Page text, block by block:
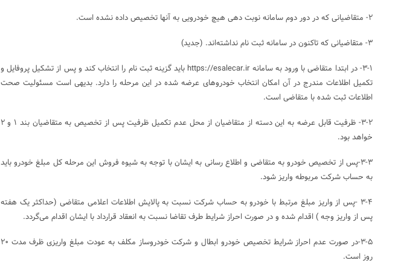
۲- متقاضیانی که در دور دوم سامانه نوبت دهی هیچ خودرویی به آنها تخصیص داده نشده است.
۳- متقاضیانی که تاکنون در سامانه ثبت نام نداشته‌اند. (جدید)
۳-۱- در ابتدا متقاضی با ورود به سامانه https://esalecar.ir باید گزینه ثبت نام را انتخاب کند و پس از تشکیل پروفایل و
تکمیل اطلاعات مندرج در آن امکان انتخاب خودروهای عرضه شده در این مرحله را دارد. بدیهی است مسئولیت صحت
اطلاعات ثبت شده با متقاضی است.
۳-۲- ظرفیت قابل عرضه به این دسته از متقاضیان از محل عدم تکمیل ظرفیت پس از تخصیص به متقاضیان بند ۱ و ۲
خواهد بود.
۳-۳-پس از تخصیص خودرو به متقاضی و اطلاع رسانی به ایشان با توجه به شیوه فروش این مرحله کل مبلغ خودرو باید
به حساب شرکت مربوطه واریز شود.
۳-۴ -پس از واریز مبلغ مرتبط با خودرو به حساب شرکت نسبت به پالایش اطلاعات اعلامی متقاضی (حداکثر یک هفته
پس از واریز وجه ) اقدام شده و در صورت احراز شرایط طرف تقاضا نسبت به انعقاد قرارداد با ایشان اقدام می‌گردد.
۳-۵-در صورت عدم احراز شرایط تخصیص خودرو ابطال و شرکت خودروساز مکلف به عودت مبلغ واریزی ظرف مدت ۲۰
روز است.